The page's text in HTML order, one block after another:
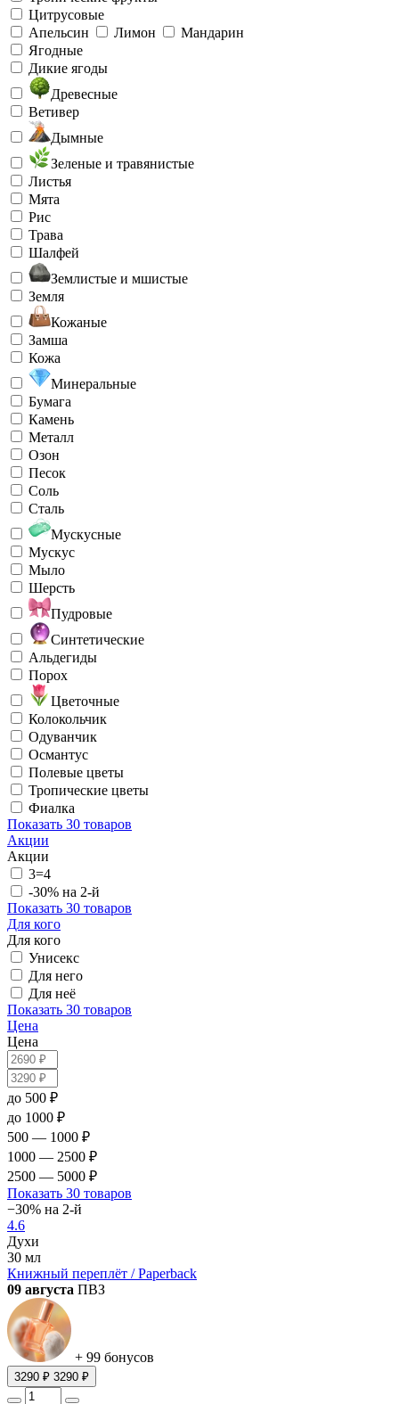
Цитрусовые
Апельсин
Лимон
Мандарин
Ягодные
Дикие ягоды
Древесные
Ветивер
Дымные
Зеленые и травянистые
Листья
Мята
Рис
Трава
Шалфей
Землистые и мшистые
Земля
Кожаные
Замша
Кожа
Минеральные
Бумага
Камень
Металл
Озон
Песок
Соль
Сталь
Мускусные
Мускус
Мыло
Шерсть
Пудровые
Синтетические
Альдегиды
Порох
Цветочные
Колокольчик
Одуванчик
Османтус
Полевые цветы
Тропические цветы
Фиалка
Показать 30 товаров
Акции
Акции
3=4
-30% на 2-й
Показать 30 товаров
Для кого
Для кого
Унисекс
Для него
Для неё
Показать 30 товаров
Цена
Цена
до 500 ₽
до 1000 ₽
500 — 1000 ₽
1000 — 2500 ₽
2500 — 5000 ₽
Показать 30 товаров
−30% на 2-й
4.6
Духи
30 мл
Книжный переплёт / Paperback
09 августа ПВЗ
+ 99 бонусов
3290 ₽ 3290 ₽